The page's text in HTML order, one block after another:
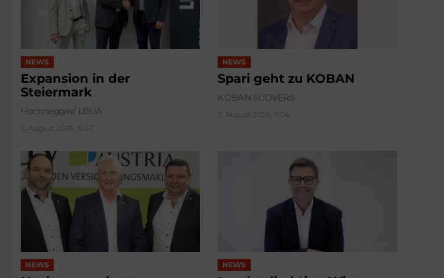
NEWS
Expansion in der
Steiermark
Hochnegger/ LBUA
5. August 2026, 16:57
NEWS
Spari geht zu KOBAN
KOBAN SÜDVERS
3. August 2026, 11:04
NEWS NEWS